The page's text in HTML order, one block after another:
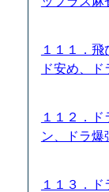
１１１．飛
ド安め、
１１２．
ン、ドラ
１１３．ド